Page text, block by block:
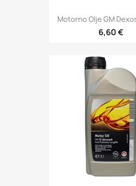
Motorno Olje GM
6,60 €